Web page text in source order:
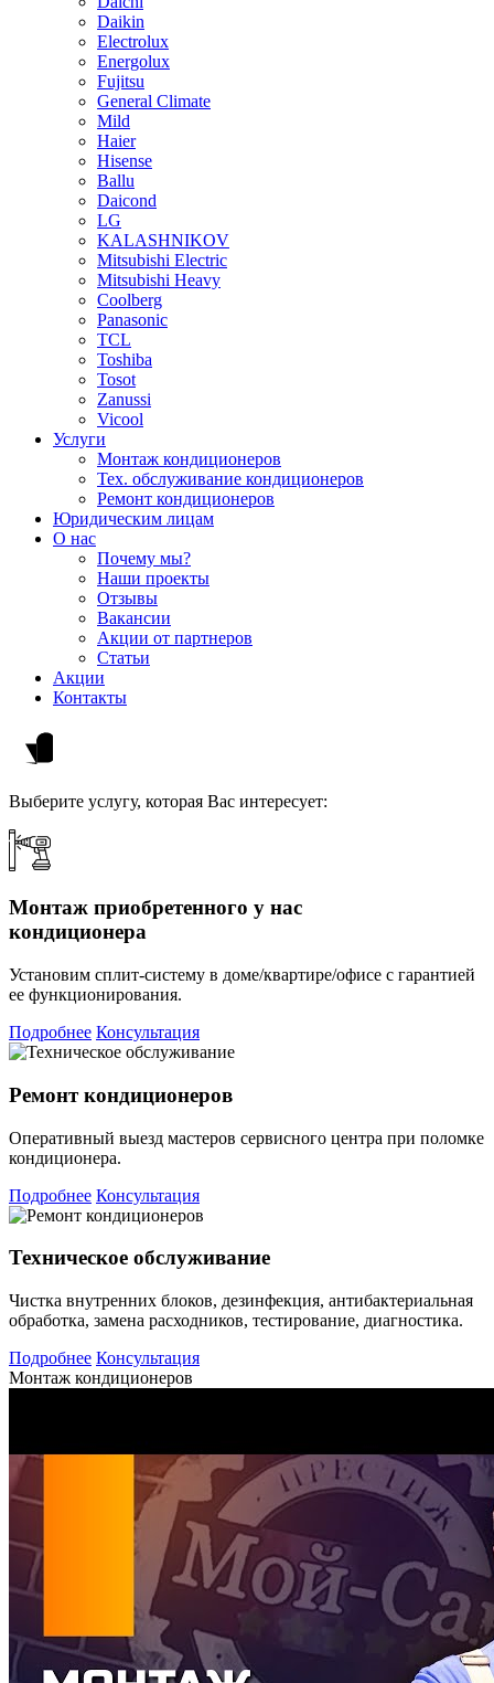
Daikin
Electrolux
Energolux
Fujitsu
General Climate
Mild
Haier
Hisense
Ballu
Daicond
LG
KALASHNIKOV
Mitsubishi Electric
Mitsubishi Heavy
Сoolberg
Panasonic
TCL
Toshiba
Tosot
Zanussi
Vicool
Услуги
Монтаж кондиционеров
Тех. обслуживание кондиционеров
Ремонт кондиционеров
Юридическим лицам
О нас
Почему мы?
Наши проекты
Отзывы
Вакансии
Акции от партнеров
Статьи
Акции
Контакты
Выберите услугу, которая Вас интересует:
Монтаж приобретенного у нас
кондиционера
Установим сплит-систему в доме/квартире/офисе с гарантией
ее функционирования.
Подробнее Консультация
Ремонт кондиционеров
Оперативный выезд мастеров сервисного центра при поломке
кондиционера.
Подробнее Консультация
Техническое обслуживание
Чистка внутренних блоков, дезинфекция, антибактериальная
обработка, замена расходников, тестирование, диагностика.
Подробнее Консультация
Монтаж кондиционеров